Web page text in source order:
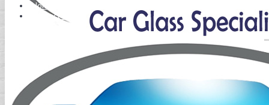
Home
Contact Us